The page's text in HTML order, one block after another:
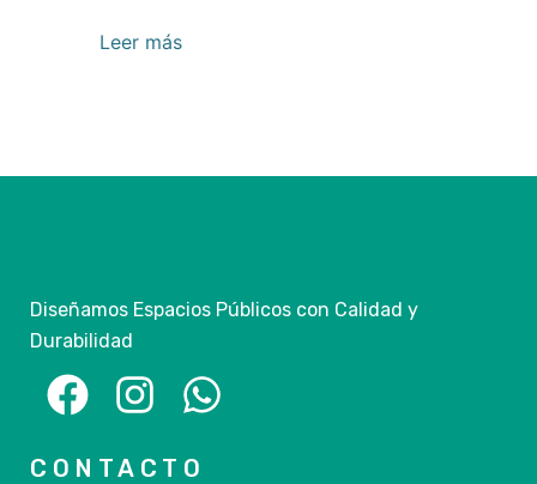
Leer más
Diseñamos Espacios Públicos con Calidad y
Durabilidad
CONTACTO